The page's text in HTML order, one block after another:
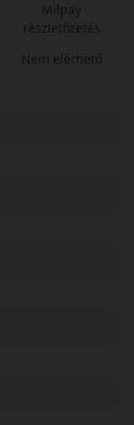
Milpay
részletfizetés
Nem elérhető